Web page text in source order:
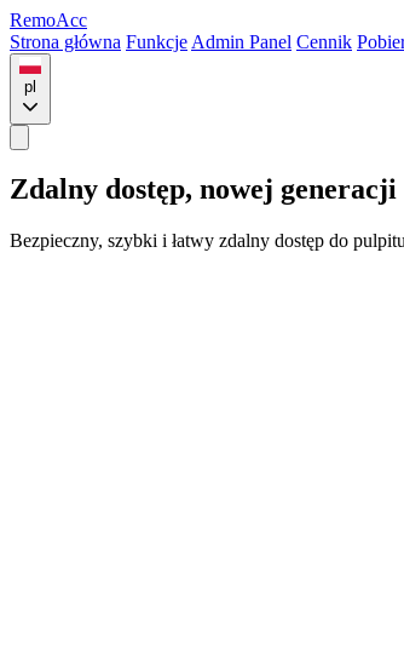
RemoAcc
Strona główna Funkcje Admin Panel Cennik
pl
Zdalny dostęp, nowej generacji
Bezpieczny, szybki i łatwy zdalny dostęp do